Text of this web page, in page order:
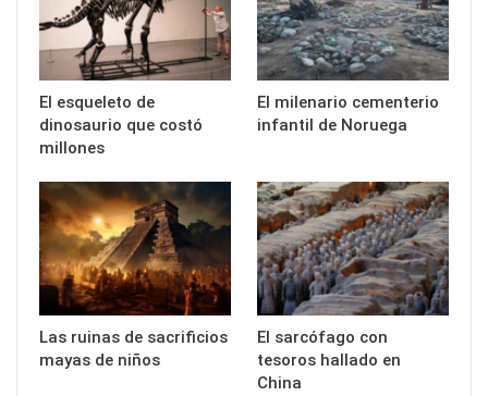
El esqueleto de
dinosaurio que costó
millones
El milenario cementerio
infantil de Noruega
Las ruinas de sacrificios
mayas de niños
El sarcófago con
tesoros hallado en
China